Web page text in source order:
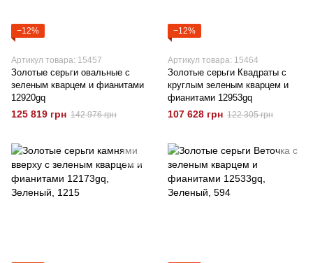
−12%
Артикул товара: 15457
Золотые серьги овальные с
зеленым кварцем и фианитами
12920gq
125 819 грн 142 976 грн
−12%
Артикул товара: 15464
Золотые серьги Квадраты с
круглым зеленым кварцем и
фианитами 12953gq
107 628 грн 122 305 грн